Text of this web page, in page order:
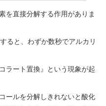
を直接分解する作用がありま
ると、わずか数秒でアルカリ
ラート置換』という現象が起
ールを分解しきれないと酸化